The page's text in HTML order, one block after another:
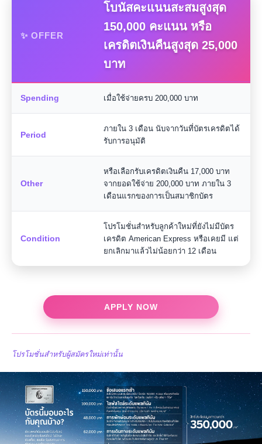
✨ OFFER
โบนัสคะแนนสะสมสูงสุด
150,000 คะแนน หรือ
เครดิตเงินคืนสูงสุด 25,000
บาท
Spending เมื่อใช้จ่ายครบ 200,000 บาท
Period
ภายใน 3 เดือน นับจากวันที่บัตรเครดิตได้
รับการอนุมัติ
Other
หรือเลือกรับเครดิตเงินคืน 17,000 บาท
จากยอดใช้จ่าย 200,000 บาท ภายใน 3
เดือนแรกของการเป็นสมาชิกบัตร
Condition
โปรโมชั่นสำหรับลูกค้าใหม่ที่ยังไม่มีบัตร
เครดิต American Express หรือเคยมี แต่
ยกเลิกมาแล้วไม่น้อยกว่า 12 เดือน
APPLY NOW
โปรโมชั่นสำหรับผู้สมัครใหม่เท่านั้น